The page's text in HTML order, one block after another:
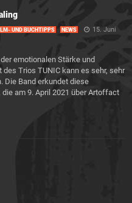
UND BUCHTIPPS NEWS
15. Juni
emotionalen Stärke und
des Trios TUNIC kann es sehr, sehr
Die Band erkundet diese
die am 9. April 2021 über Artoffact